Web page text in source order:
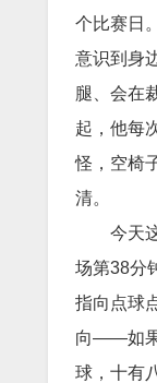
个比赛日
意识到身
腿、会在
起，他每
怪，空椅
清。
今天
场第38分
指向点球
向——如果
球，十有